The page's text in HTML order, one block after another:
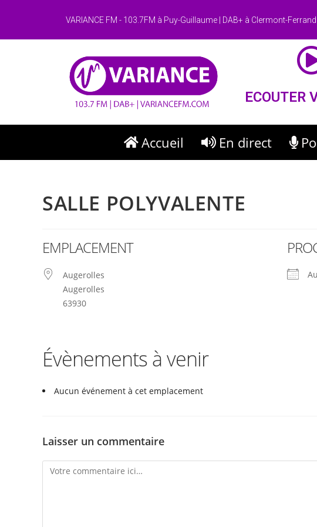
VARIANCE FM - 103.7FM à Puy-Guillaume | DAB+ à Clermont-
ECOUTER
Accueil En direct
SALLE POLYVALENTE
EMPLACEMENT
Augerolles
Augerolles
63930
Évènements à venir
Aucun événement à cet emplacement
Laisser un commentaire